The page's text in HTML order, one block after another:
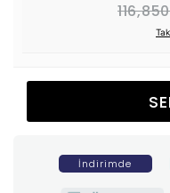
Bahçe
İndirimde